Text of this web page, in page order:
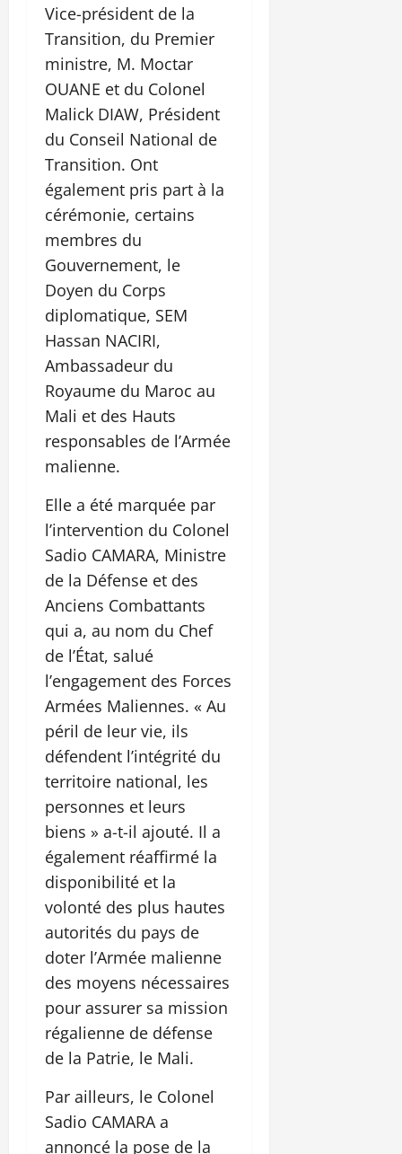
Vice-président de la
Transition, du Premier
ministre, M. Moctar
OUANE et du Colonel
Malick DIAW, Président
du Conseil National de
Transition. Ont
également pris part à la
cérémonie, certains
membres du
Gouvernement, le
Doyen du Corps
diplomatique, SEM
Hassan NACIRI,
Ambassadeur du
Royaume du Maroc au
Mali et des Hauts
responsables de l’Armée
malienne.
Elle a été marquée par
l’intervention du Colonel
Sadio CAMARA, Ministre
de la Défense et des
Anciens Combattants
qui a, au nom du Chef
de l’État, salué
l’engagement des Forces
Armées Maliennes. « Au
péril de leur vie, ils
défendent l’intégrité du
territoire national, les
personnes et leurs
biens » a-t-il ajouté. Il a
également réaffirmé la
disponibilité et la
volonté des plus hautes
autorités du pays de
doter l’Armée malienne
des moyens nécessaires
pour assurer sa mission
régalienne de défense
de la Patrie, le Mali.
Par ailleurs, le Colonel
Sadio CAMARA a
annoncé la pose de la